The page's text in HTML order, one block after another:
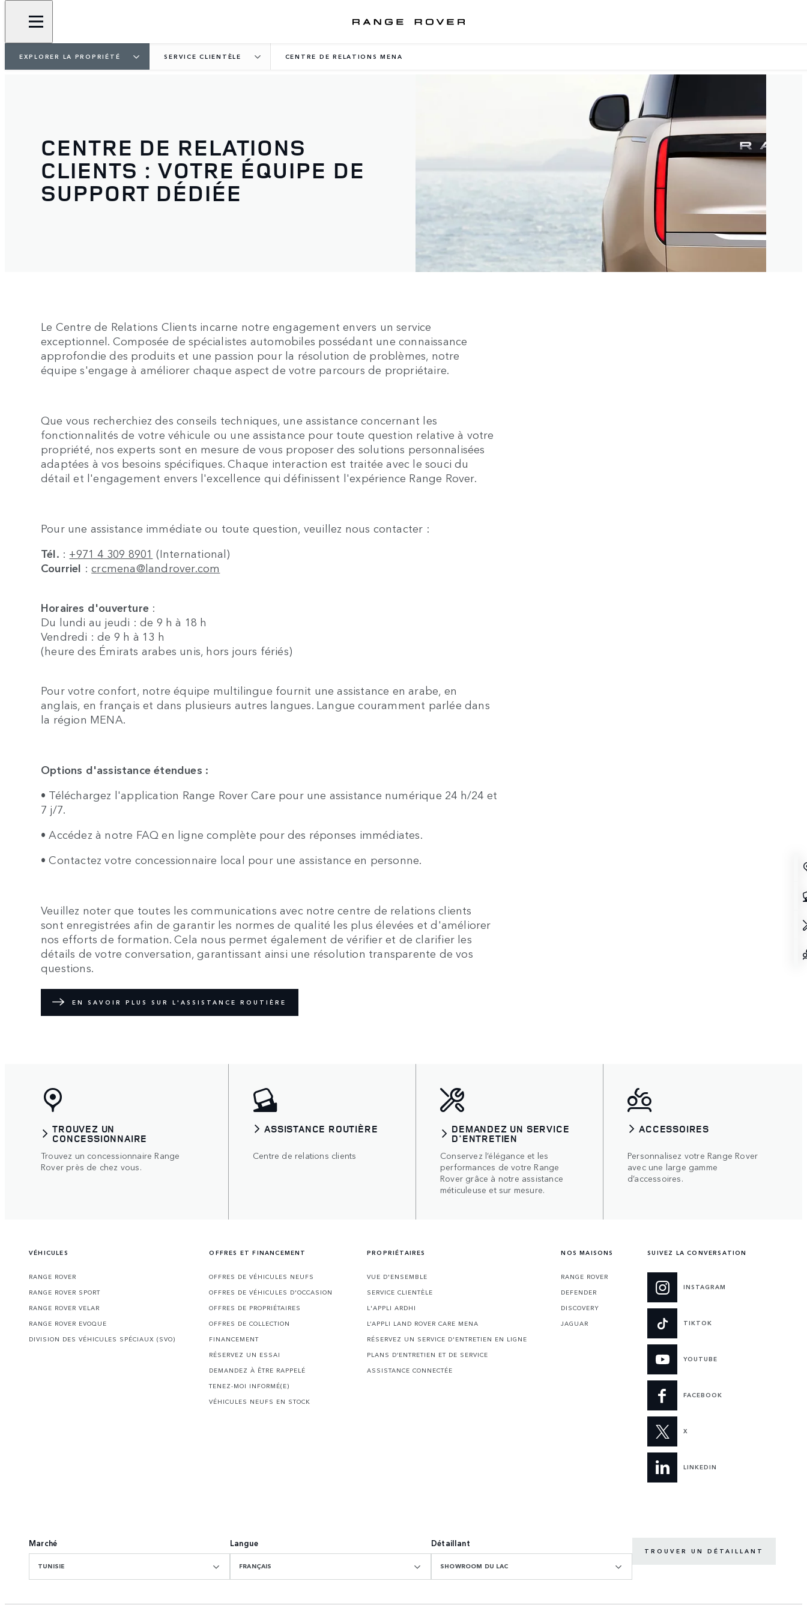
EXPLORER LA PROPRIÉTÉ SERVICE CLIENTÈLE CENTRE DE RELATIONS MENA
CENTRE DE RELATIONS
CLIENTS : VOTRE ÉQUIPE DE
SUPPORT DÉDIÉE
Le Centre de Relations Clients incarne notre engagement envers un service
exceptionnel. Composée de spécialistes automobiles possédant une connaissance
approfondie des produits et une passion pour la résolution de problèmes, notre
équipe s'engage à améliorer chaque aspect de votre parcours de propriétaire.
Que vous recherchiez des conseils techniques, une assistance concernant les
fonctionnalités de votre véhicule ou une assistance pour toute question relative à votre
propriété, nos experts sont en mesure de vous proposer des solutions personnalisées
adaptées à vos besoins spécifiques. Chaque interaction est traitée avec le souci du
détail et l'engagement envers l'excellence qui définissent l'expérience Range Rover.
Pour une assistance immédiate ou toute question, veuillez nous contacter :
Tél. : +971 4 309 8901 (International)
Courriel :crcmena@landrover.com
Horaires d'ouverture :
Du lundi au jeudi : de 9 h à 18 h
Vendredi : de 9 h à 13 h
(heure des Émirats arabes unis, hors jours fériés)
Pour votre confort, notre équipe multilingue fournit une assistance en arabe, en
anglais, en français et dans plusieurs autres langues. Langue couramment parlée dans
la région MENA.
Options d'assistance étendues :
• Téléchargez l'application Range Rover Care pour une assistance numérique 24 h/24 et
7 j/7.
• Accédez à notre FAQ en ligne complète pour des réponses immédiates.
• Contactez votre concessionnaire local pour une assistance en personne.
Veuillez noter que toutes les communications avec notre centre de relations clients
sont enregistrées afin de garantir les normes de qualité les plus élevées et d'améliorer
nos efforts de formation. Cela nous permet également de vérifier et de clarifier les
détails de votre conversation, garantissant ainsi une résolution transparente de vos
questions.
EN SAVOIR PLUS SUR L'ASSISTANCE ROUTIÈRE
TROUVEZ UN
CONCESSIONNAIRE
Trouvez un concessionnaire Range
Rover près de chez vous.
ASSISTANCE ROUTIÈRE
Centre de relations clients
DEMANDEZ UN SERVICE
D'ENTRETIEN
Conservez l’élégance et les
performances de votre Range
Rover grâce à notre assistance
méticuleuse et sur mesure.
ACCESSOIRES
Personnalisez votre Range Rover
avec une large gamme
d’accessoires.
VÉHICULES
RANGE ROVER
RANGE ROVER SPORT
RANGE ROVER VELAR
RANGE ROVER EVOQUE
DIVISION DES VÉHICULES SPÉCIAUX (SVO)
OFFRES ET FINANCEMENT
OFFRES DE VÉHICULES NEUFS
OFFRES DE VÉHICULES D'OCCASION
OFFRES DE PROPRIÉTAIRES
OFFRES DE COLLECTION
FINANCEMENT
RÉSERVEZ UN ESSAI
DEMANDEZ À ÊTRE RAPPELÉ
TENEZ-MOI INFORMÉ(E)
VÉHICULES NEUFS EN STOCK
PROPRIÉTAIRES
VUE D'ENSEMBLE
SERVICE CLIENTÈLE
L'APPLI ARDHI
L’APPLI LAND ROVER CARE MENA
RÉSERVEZ UN SERVICE D'ENTRETIEN EN LIGNE
PLANS D’ENTRETIEN ET DE SERVICE
ASSISTANCE CONNECTÉE
NOS MAISONS
RANGE ROVER
DEFENDER
DISCOVERY
JAGUAR
SUIVEZ LA CONVERSATION
INSTAGRAM
TIKTOK
YOUTUBE
FACEBOOK
X
LINKEDIN
Marché
TUNISIE
Langue
FRANÇAIS
Détaillant
SHOWROOM DU LAC
TROUVER UN DÉTAILLANT